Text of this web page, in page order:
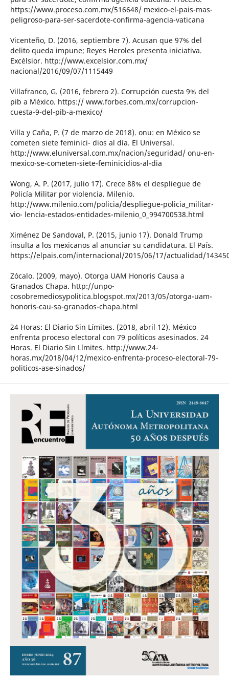
https://www.proceso.com.mx/516648/ mexico-el-pais-mas-
peligroso-para-ser-sacerdote-confirma-agencia-vaticana
Vicenteño, D. (2016, septiembre 7). Acusan que 97% del
delito queda impune; Reyes Heroles presenta iniciativa.
Excélsior. http://www.excelsior.com.mx/
nacional/2016/09/07/1115449
Villafranco, G. (2016, febrero 2). Corrupción cuesta 9% del
pib a México. https:// www.forbes.com.mx/corrupcion-
cuesta-9-del-pib-a-mexico/
Villa y Caña, P. (7 de marzo de 2018). onu: en México se
cometen siete feminici- dios al día. El Universal.
http://www.eluniversal.com.mx/nacion/seguridad/ onu-en-
mexico-se-cometen-siete-feminicidios-al-dia
Wong, A. P. (2017, julio 17). Crece 88% el despliegue de
Policía Militar por violencia. Milenio.
http://www.milenio.com/policia/despliegue-policia_militar-
vio- lencia-estados-entidades-milenio_0_994700538.html
Ximénez De Sandoval, P. (2015, junio 17). Donald Trump
insulta a los mexicanos al anunciar su candidatura. El País.
https://elpais.com/internacional/2015/06/17/actualidad/
Zócalo. (2009, mayo). Otorga UAM Honoris Causa a
Granados Chapa. http://unpo-
cosobremediosypolitica.blogspot.mx/2013/05/otorga-uam-
honoris-cau-sa-granados-chapa.html
24 Horas: El Diario Sin Límites. (2018, abril 12). México
enfrenta proceso electoral con 79 políticos asesinados. 24
Horas. El Diario Sin Límites. http://www.24-
horas.mx/2018/04/12/mexico-enfrenta-proceso-electoral-79-
politicos-ase-sinados/